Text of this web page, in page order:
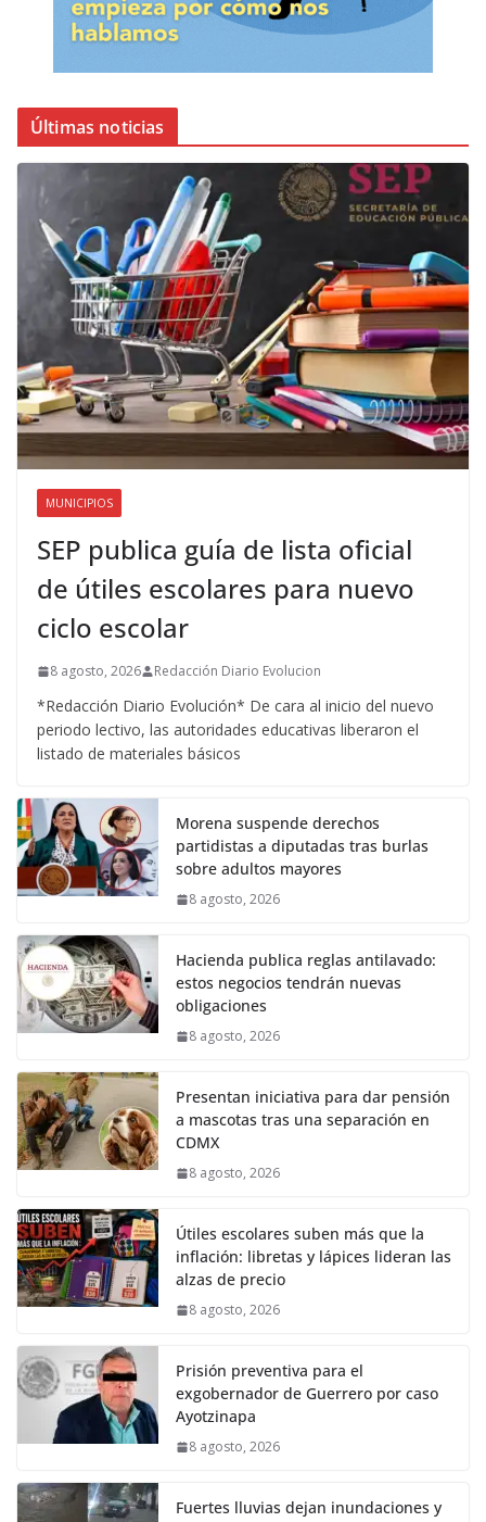
Últimas noticias
MUNICIPIOS
SEP publica guía de lista oficial
de útiles escolares para nuevo
ciclo escolar
8 agosto, 2026 Redacción Diario Evolucion
*Redacción Diario Evolución* De cara al inicio del nuevo
periodo lectivo, las autoridades educativas liberaron el
listado de materiales básicos
Morena suspende derechos
partidistas a diputadas tras burlas
sobre adultos mayores
8 agosto, 2026
Hacienda publica reglas antilavado:
estos negocios tendrán nuevas
obligaciones
8 agosto, 2026
Presentan iniciativa para dar pensión
a mascotas tras una separación en
CDMX
8 agosto, 2026
Útiles escolares suben más que la
inflación: libretas y lápices lideran las
alzas de precio
8 agosto, 2026
Prisión preventiva para el
exgobernador de Guerrero por caso
Ayotzinapa
8 agosto, 2026
Fuertes lluvias dejan inundaciones y